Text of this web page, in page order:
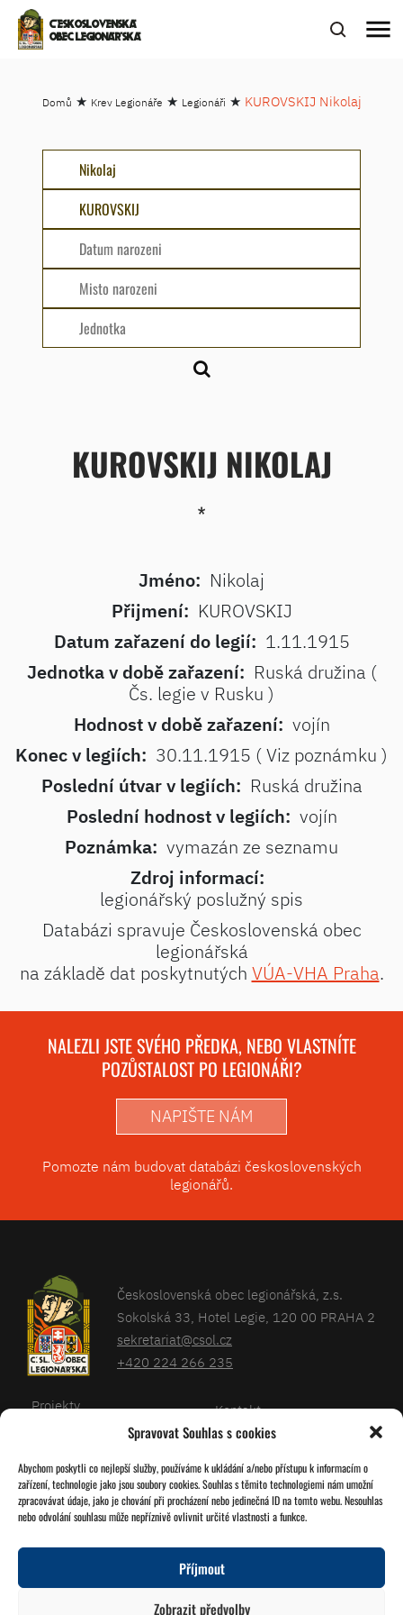
Spravovat Souhlas s cookies
Abychom poskytli co nejlepší služby, používáme k ukládání a/nebo přístupu k informacím o
zařízení, technologie jako jsou soubory cookies. Souhlas s těmito technologiemi nám umožní
zpracovávat údaje, jako je chování při procházení nebo jedinečná ID na tomto webu. Nesouhlas
nebo odvolání souhlasu může nepříznivě ovlivnit určité vlastnosti a funkce.
Příjmout
Zobrazit předvolby
ČESKOSLOVENSKÁ
OBEC LEGIONÁŘSKÁ
menu
Domů ★ Krev Legionáře ★ Legionáři ★ KUROVSKIJ Nikolaj
KUROVSKIJ NIKOLAJ
*
Jméno: Nikolaj
Přijmení: KUROVSKIJ
Datum zařazení do legií: 1.11.1915
Jednotka v době zařazení: Ruská družina (
Čs. legie v Rusku )
Hodnost v době zařazení: vojín
Konec v legiích: 30.11.1915 ( Viz poznámku )
Poslední útvar v legiích: Ruská družina
Poslední hodnost v legiích: vojín
Poznámka: vymazán ze seznamu
Zdroj informací:
legionářský poslužný spis
Databázi spravuje Československá obec
legionářská
na základě dat poskytnutých VÚA-VHA Praha.
NALEZLI JSTE SVÉHO PŘEDKA, NEBO VLASTNÍTE
POZŮSTALOST PO LEGIONÁŘI?
NAPIŠTE NÁM
Pomozte nám budovat databázi československých
legionářů.
Československá obec legionářská, z.s.
Sokolská 33, Hotel Legie, 120 00 PRAHA 2
sekretariat@csol.cz
+420 224 266 235
Sledujte nás!
Projekty
Kalendář
O nás
Kontakt
Databáze legionářů
Pro členy
Zásady cookies